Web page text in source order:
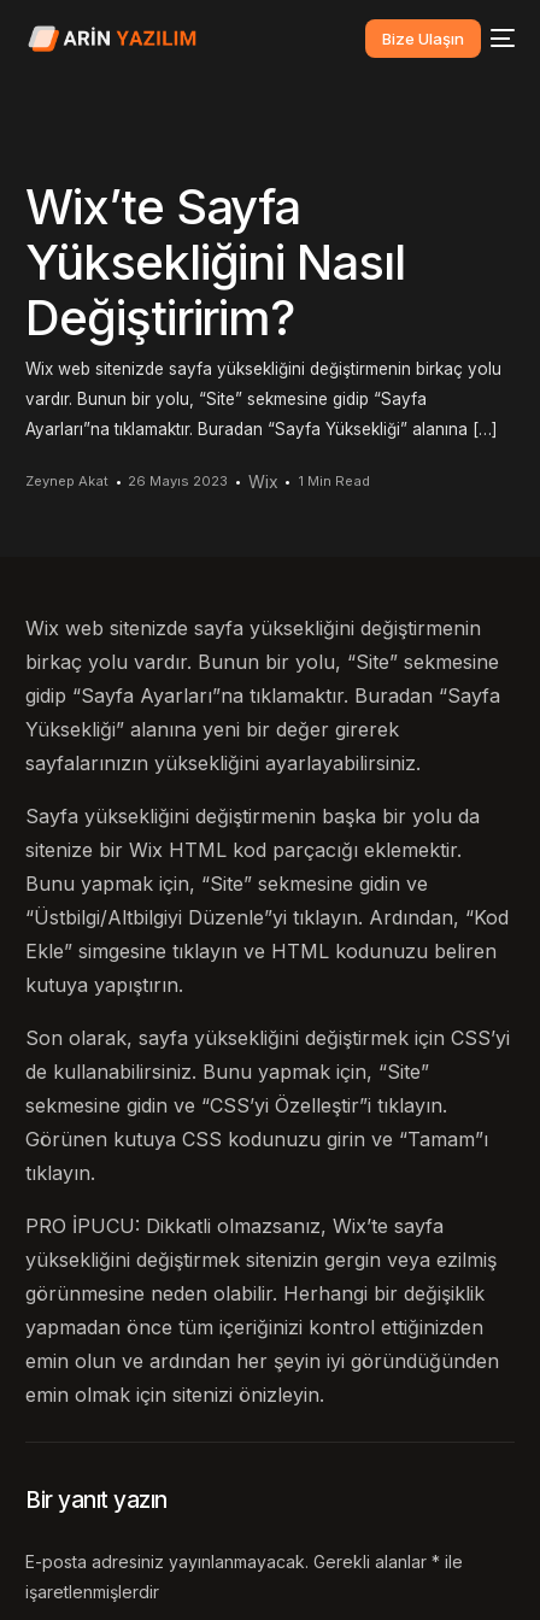
Bize Ulaşın
Wix’te Sayfa
Yüksekliğini Nasıl
Değiştiririm?
Wix web sitenizde sayfa yüksekliğini değiştirmenin birkaç yolu
vardır. Bunun bir yolu, “Site” sekmesine gidip “Sayfa
Ayarları”na tıklamaktır. Buradan “Sayfa Yüksekliği” alanına […]
Zeynep Akat 26 Mayıs 2023 Wix 1 Min Read
Wix web sitenizde sayfa yüksekliğini değiştirmenin
birkaç yolu vardır. Bunun bir yolu, “Site” sekmesine
gidip “Sayfa Ayarları”na tıklamaktır. Buradan “Sayfa
Yüksekliği” alanına yeni bir değer girerek
sayfalarınızın yüksekliğini ayarlayabilirsiniz.
Sayfa yüksekliğini değiştirmenin başka bir yolu da
sitenize bir Wix HTML kod parçacığı eklemektir.
Bunu yapmak için, “Site” sekmesine gidin ve
“Üstbilgi/Altbilgiyi Düzenle”yi tıklayın. Ardından, “Kod
Ekle” simgesine tıklayın ve HTML kodunuzu beliren
kutuya yapıştırın.
Son olarak, sayfa yüksekliğini değiştirmek için CSS’yi
de kullanabilirsiniz. Bunu yapmak için, “Site”
sekmesine gidin ve “CSS’yi Özelleştir”i tıklayın.
Görünen kutuya CSS kodunuzu girin ve “Tamam”ı
tıklayın.
PRO İPUCU: Dikkatli olmazsanız, Wix’te sayfa
yüksekliğini değiştirmek sitenizin gergin veya ezilmiş
görünmesine neden olabilir. Herhangi bir değişiklik
yapmadan önce tüm içeriğinizi kontrol ettiğinizden
emin olun ve ardından her şeyin iyi göründüğünden
emin olmak için sitenizi önizleyin.
Bir yanıt yazın
E-posta adresiniz yayınlanmayacak. Gerekli alanlar* ile
işaretlenmişlerdir